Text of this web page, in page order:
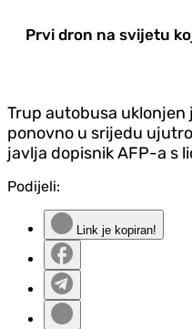
Prvi dron na svijetu
Trup autobusa uklonjen
ponovno u srijedu
javlja dopisnik AFP-a s
Podijeli:
Link je kopiran!